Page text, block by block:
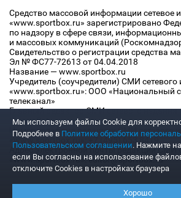
Средство массовой информации сетевое
«www.sportbox.ru» зарегистрировано
по надзору в сфере связи,
и массовых коммуникаций
Свидетельство о регистрации средства
Эл № ФС77-72613 от 04.04.2018
Название — www.sportbox.ru
Учредитель (соучредители) СМИ сетевого
«www.sportbox.ru»: ООО «Национальный
телеканал»
Главный редактор СМИ сетевого издания
Конов В.А.
Номер телефона редакции СМИ сетевого
«www.sportbox.ru»: +7 (495) 653 8419
Адрес электронной почты редакции СМИ
«www.sportbox.ru»: editor@sportbox.ru
Мы используем файлы Сookie для
Подробнее в Политике обработки
Пользовательском соглашении. Нажмите
если Вы согласны на использование
отключите Cookies в настройках браузера
Хорошо